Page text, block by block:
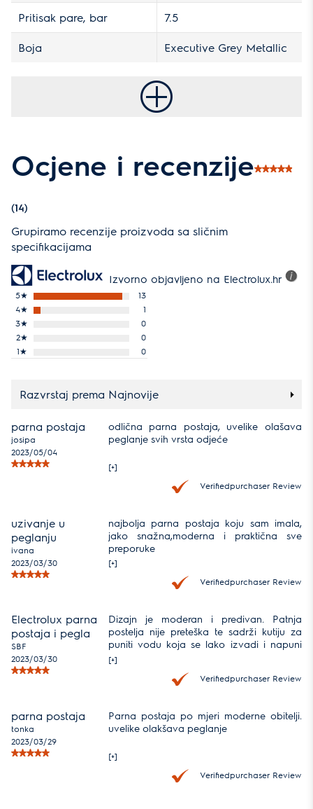
Pritisak pare, bar 7.5
Boja Executive Grey Metallic
Ocjene i recenzije
(14)
Grupiramo recenzije proizvoda sa sličnim
specifikacijama
Izvorno objavljeno na Electrolux.hr
5★
13
4★
1
3★
0
2★
0
1★ 0
Razvrstaj prema Najnovije
parna postaja
josipa
2023/05/04
odlična parna postaja, uvelike olašava
peglanje svih vrsta odjeće
[+]
Verifiedpurchaser Review
uzivanje u
peglanju
ivana
2023/03/30
najbolja parna postaja koju sam imala,
jako snažna,moderna i praktična sve
preporuke
[+]
Verifiedpurchaser Review
Electrolux parna
postaja i pegla
SBF
2023/03/30
Dizajn je moderan i predivan. Patnja
postelja nije preteška te sadrži kutiju za
puniti vodu koja se lako izvadi i napuni
bez problema. Zampremnina je dovoljna
para je jako jaka, sama pegla može
na touch te svijetli ona koju se odabere.
[+]
Verifiedpurchaser Review
parna postaja
tonka
2023/03/29
Parna postaja po mjeri moderne obitelji.
uvelike olakšava peglanje
[+]
Verifiedpurchaser Review